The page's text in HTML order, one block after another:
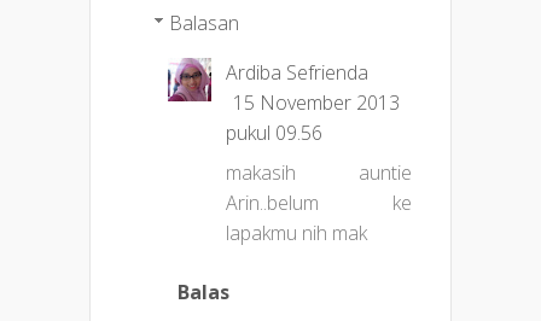
Balasan
Ardiba Sefrienda
15 November 2013
pukul 09.56
makasih auntie
Arin..belum ke
lapakmu nih mak
Balas